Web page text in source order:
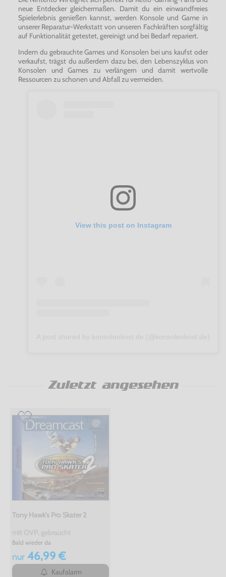
neue Entdecker gleichermaßen. Damit du ein einwandfreies
Spielerlebnis genießen kannst, werden Konsole und Game in
unserer Reparatur-Werkstatt von unseren Fachkräften sorgfältig
auf Funktionalität getestet, gereinigt und bei Bedarf repariert.
Indem du gebrauchte Games und Konsolen bei uns kaufst oder
verkaufst, trägst du außerdem dazu bei, den Lebenszyklus von
Konsolen und Games zu verlängern und damit wertvolle
Ressourcen zu schonen und Abfall zu vermeiden.
View this post on Instagram
Zuletzt angesehen
Tony Hawk's Pro Skater 2
Bald wieder da
nur46,99 €
Kaufalarm